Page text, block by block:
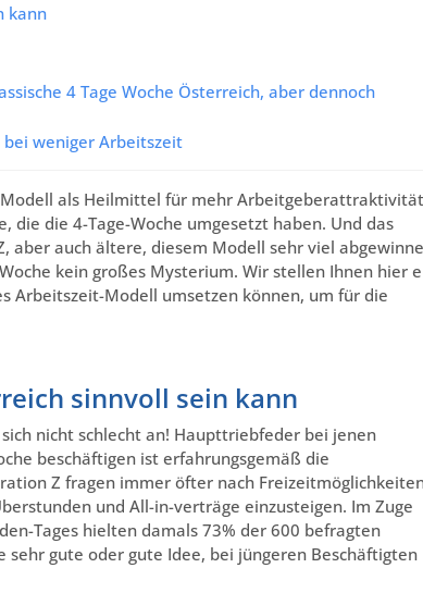
kann
4 Tage Woche Österreich, aber dennoch
weniger Arbeitszeit
Modell als Heilmittel für mehr Arbeitgeberattraktivität
die die 4-Tage-Woche umgesetzt haben. Und das
auch ältere, diesem Modell sehr viel
kein großes Mysterium. Wir stellen Ihnen hier
Arbeitszeit-Modell umsetzen können, um für die
sinnvoll sein kann
nicht schlecht an! Haupttriebfeder bei jenen
beschäftigen ist erfahrungsgemäß die
Z fragen immer öfter nach
und All-in-verträge einzusteigen. Im Zuge
Tages hielten damals 73% der 600 befragten
sehr gute oder gute Idee, bei jüngeren Beschäftigten